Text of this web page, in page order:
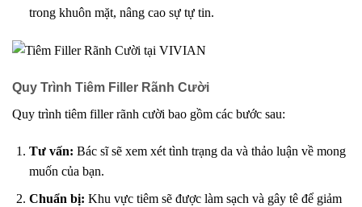
trong khuôn mặt, nâng cao sự tự tin.
Quy Trình Tiêm Filler Rãnh Cười
Quy trình tiêm filler rãnh cười bao gồm các bước sau:
Tư vấn: Bác sĩ sẽ xem xét tình trạng da và thảo luận về mong
muốn của bạn.
Chuẩn bị: Khu vực tiêm sẽ được làm sạch và gây tê để giảm